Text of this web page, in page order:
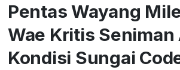
Pentas Wayang
Wae Kritis Seniman
Kondisi Sungai